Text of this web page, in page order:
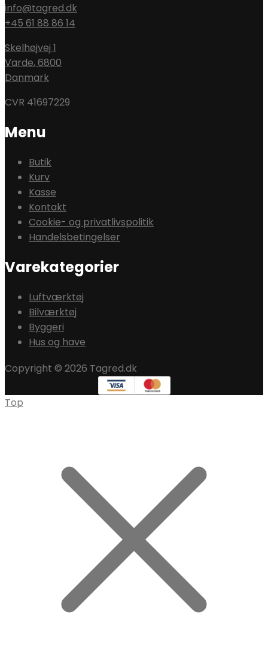
info@tagred.dk
+45 61 88 86 14
Skelhøjvej 1
Varde,6800
Danmark
CVR 41697229
Menu
Butik
Kurv
Kasse
Kontakt
Cookie- og privatlivspolitik
Handelsbetingelser
Varekategorier
Luftværktøj
Bilværktøj
Byggeri
Hus og have
Copyright © 2026 Tagred.dk
Top